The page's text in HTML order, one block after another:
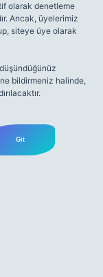
olarak denetleme
Ancak, üyelerimiz
siteye üye olarak
bildirmeniz halinde,